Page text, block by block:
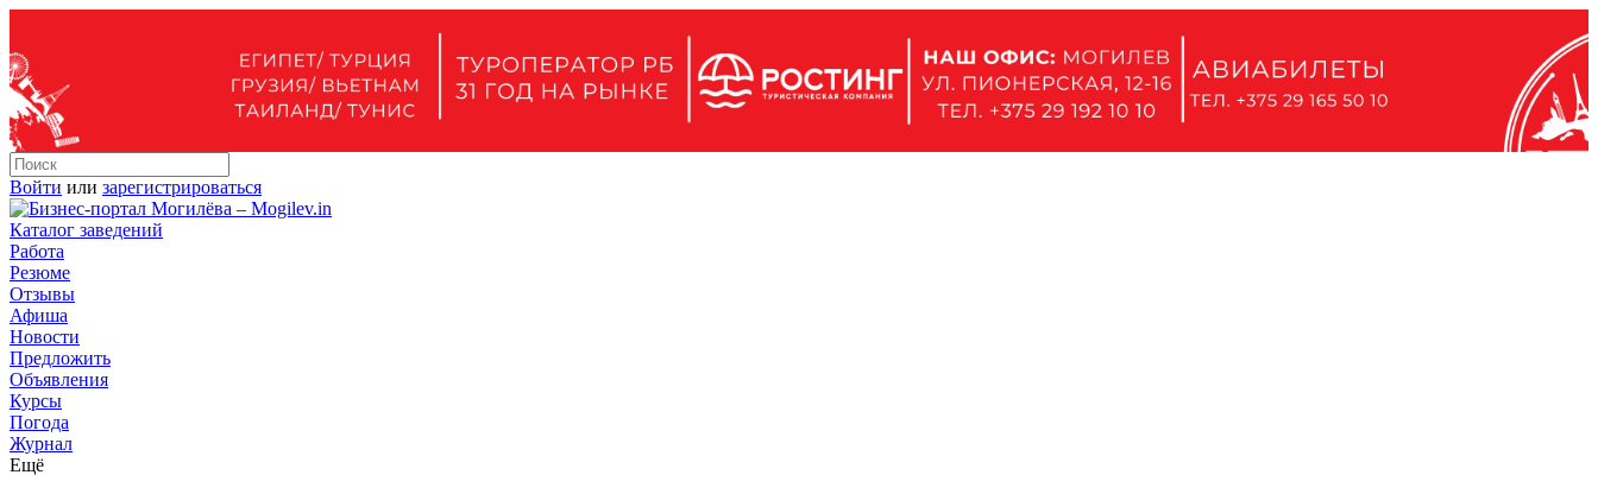
Войти или зарегистрироваться
Каталог заведений
Работа
Резюме
Отзывы
Афиша
Новости
Предложить
Объявления
Курсы
Погода
Журнал
Ещё